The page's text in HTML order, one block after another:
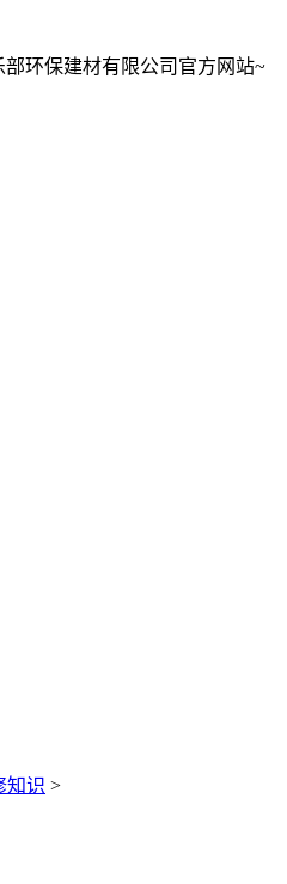
部环保建材有限公司官方网站~
知识 >